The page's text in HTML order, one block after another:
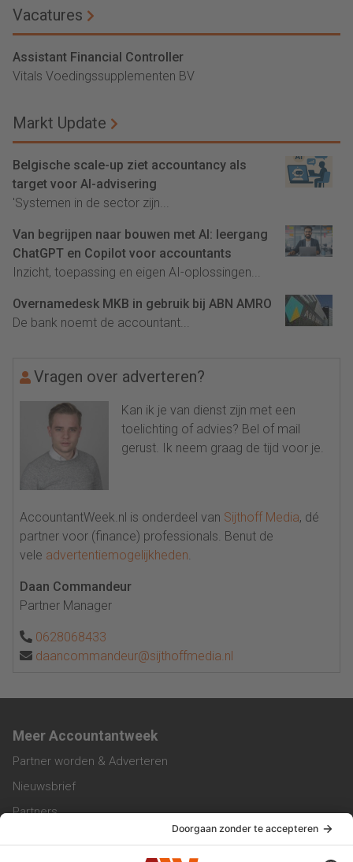
Vacatures
Assistant Financial Controller
Vitals Voedingssupplementen BV
Markt Update
Belgische scale-up ziet accountancy als
target voor AI-advisering
'Systemen in de sector zijn...
Van begrijpen naar bouwen met AI: leergang
ChatGPT en Copilot voor accountants
Inzicht, toepassing en eigen AI-oplossingen...
Overnamedesk MKB in gebruik bij ABN AMRO
De bank noemt de accountant...
Vragen over adverteren?
Kan ik je van dienst zijn met een
toelichting of advies? Bel of mail
gerust. Ik neem graag de tijd voor je.
AccountantWeek.nl is onderdeel van Sijthoff Media, dé
partner voor (finance) professionals. Benut de
vele advertentiemogelijkheden
Daan Commandeur
Partner Manager
0628068433
daancommandeur@sijthoffmedia.nl
Meer Accountantweek
Partner worden & Adverteren
Nieuwsbrief
Partners